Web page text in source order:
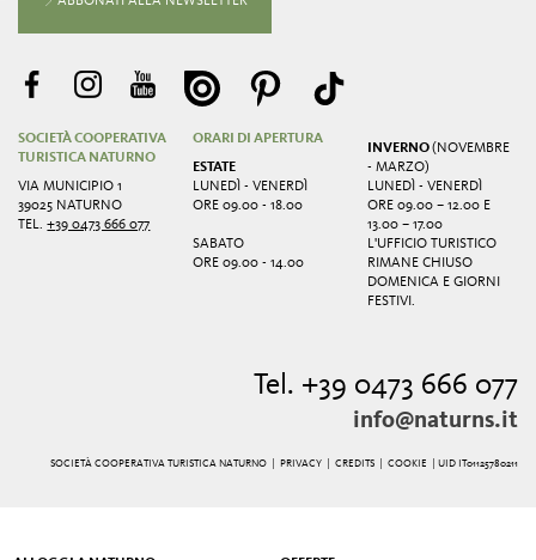
SOCIETÀ COOPERATIVA
TURISTICA NATURNO
VIA MUNICIPIO 1
39025 NATURNO
TEL.+39 0473 666 077
ORARI DI APERTURA
ESTATE
LUNEDÌ - VENERDÌ
ORE 09.00 - 18.00
SABATO
ORE 09.00 - 14.00
INVERNO(NOVEMBRE
- MARZO)
LUNEDÌ - VENERDÌ
ORE 09.00 – 12.00 E
13.00 – 17.00
L'UFFICIO TURISTICO
RIMANE CHIUSO
DOMENICA E GIORNI
FESTIVI.
Tel. +39 0473 666 077
info@naturns.it
SOCIETÀ COOPERATIVA TURISTICA NATURNO | PRIVACY| CREDITS| COOKIE | UID IT01125780211